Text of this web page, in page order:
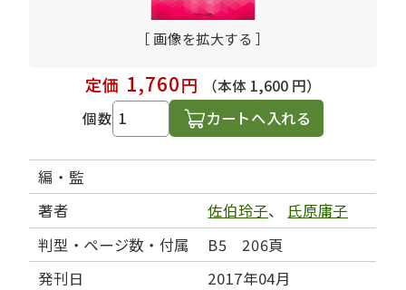
［ 画像を拡大する ］
定価 1,760円
（本体 1,600 円）
個数
カートへ入れる
編・監
著者
佐伯玲子、 氏原庸子
判型・ページ数・付属
B5 206頁
発刊日
2017年04月